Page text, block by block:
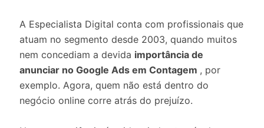
A Especialista Digital conta com profissionais que
atuam no segmento desde 2003, quando muitos
nem concediam a devida importância de
anunciar no Google Ads em Contagem , por
exemplo. Agora, quem não está dentro do
negócio online corre atrás do prejuízo.